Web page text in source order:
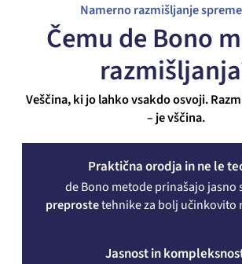
Namerno razmišljanje
Čemu de Bono
Veščina, ki jo lahko vsakdo osvoji.
– je vščina.
Praktična orodja in ne le
de Bono metode prinašajo jasno
preprostetehnike za bolj učinkovito
Jasnost in